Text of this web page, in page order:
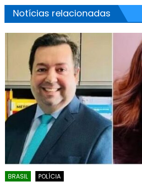
Notícias relacionadas
BRASIL POLÍCIA